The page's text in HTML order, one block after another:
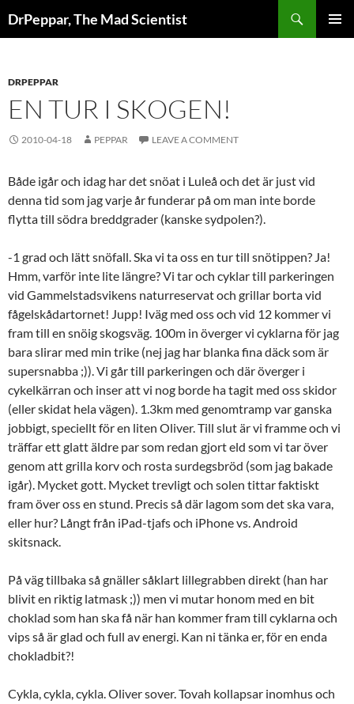
toDrPeppar, The Mad Scientist
DRPEPPAR
EN TUR I SKOGEN!
2010-04-18 PEPPAR LEAVE A COMMENT
Både igår och idag har det snöat i Luleå och det är just vid
denna tid som jag varje år funderar på om man inte borde
flytta till södra breddgrader (kanske sydpolen?).
-1 grad och lätt snöfall. Ska vi ta oss en tur till snötippen? Ja!
Hmm, varför inte lite längre? Vi tar och cyklar till parkeringen
vid Gammelstadsvikens naturreservat och grillar borta vid
fågelskådartornet! Jupp! Iväg med oss och vid 12 kommer vi
fram till en snöig skogsväg. 100m in överger vi cyklarna för jag
bara slirar med min trike (nej jag har blanka fina däck som är
supersnabba ;)). Vi går till parkeringen och där överger i
cykelkärran och inser att vi nog borde ha tagit med oss skidor
(eller skidat hela vägen). 1.3km med genomtramp var ganska
jobbigt, speciellt för en liten Oliver. Till slut är vi framme och vi
träffar ett glatt äldre par som redan gjort eld som vi tar över
genom att grilla korv och rosta surdegsbröd (som jag bakade
igår). Mycket gott. Mycket trevligt och solen tittar faktiskt
fram över oss en stund. Precis så där lagom som det ska vara,
eller hur? Långt från iPad-tjafs och iPhone vs. Android
skitsnack.
På väg tillbaka så gnäller såklart lillegrabben direkt (han har
blivit en riktig latmask ;)) men vi mutar honom med en bit
choklad som han ska få när han kommer fram till cyklarna och
vips så är glad och full av energi. Kan ni tänka er, för en enda
chokladbit?!
Cykla, cykla, cykla. Oliver sover. Tovah kollapsar inomhus och